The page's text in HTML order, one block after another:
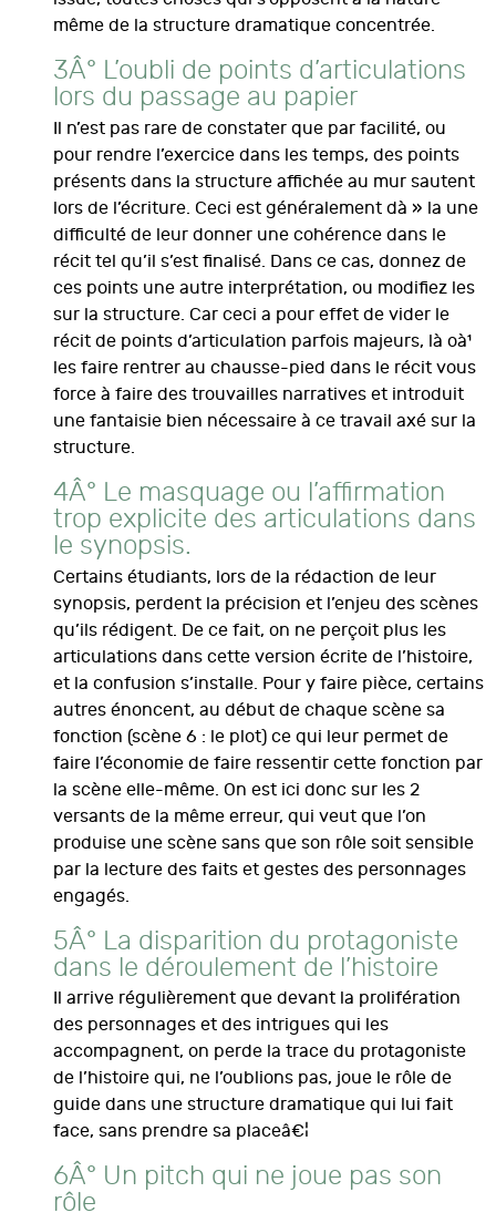
même de la structure dramatique concentrée.
3Â° L’oubli de points d’articulations
lors du passage au papier
Il n’est pas rare de constater que par facilité, ou
pour rendre l’exercice dans les temps, des points
présents dans la structure affichée au mur sautent
lors de l’écriture. Ceci est généralement dà » la une
difficulté de leur donner une cohérence dans le
récit tel qu’il s’est finalisé. Dans ce cas, donnez de
ces points une autre interprétation, ou modifiez les
sur la structure. Car ceci a pour effet de vider le
récit de points d’articulation parfois majeurs, là oà¹
les faire rentrer au chausse-pied dans le récit vous
force à faire des trouvailles narratives et introduit
une fantaisie bien nécessaire à ce travail axé sur la
structure.
4Â° Le masquage ou l’affirmation
trop explicite des articulations dans
le synopsis.
Certains étudiants, lors de la rédaction de leur
synopsis, perdent la précision et l’enjeu des scènes
qu’ils rédigent. De ce fait, on ne perçoit plus les
articulations dans cette version écrite de l’histoire,
et la confusion s’installe. Pour y faire pièce, certains
autres énoncent, au début de chaque scène sa
fonction (scène 6 : le plot) ce qui leur permet de
faire l’économie de faire ressentir cette fonction par
la scène elle-même. On est ici donc sur les 2
versants de la même erreur, qui veut que l’on
produise une scène sans que son rôle soit sensible
par la lecture des faits et gestes des personnages
engagés.
5Â° La disparition du protagoniste
dans le déroulement de l’histoire
Il arrive régulièrement que devant la prolifération
des personnages et des intrigues qui les
accompagnent, on perde la trace du protagoniste
de l’histoire qui, ne l’oublions pas, joue le rôle de
guide dans une structure dramatique qui lui fait
face, sans prendre sa placeâ€¦
6Â° Un pitch qui ne joue pas son
rôle